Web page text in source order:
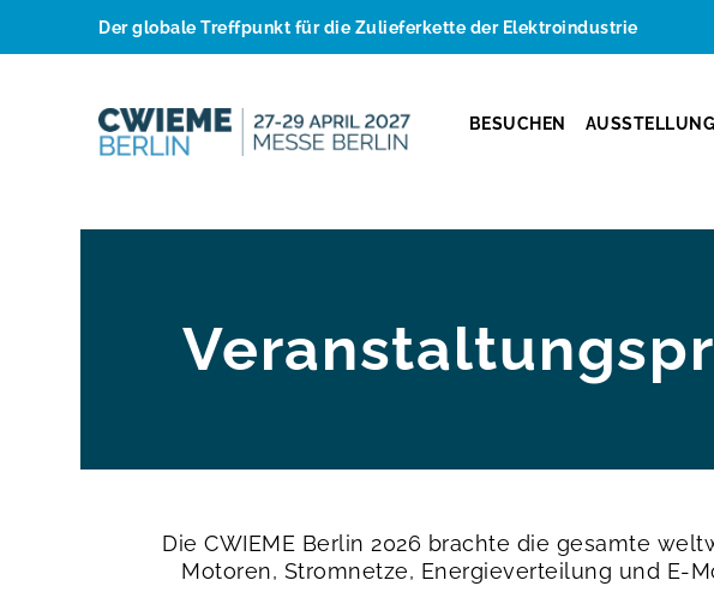
Der globale Treffpunkt für die Zulieferkette der Elektroindustrie
BESUCHEN AUSSTELLUNG
Die CWIEME Berlin 2026 brachte die gesamte
Motoren, Stromnetze, Energieverteilung und E-